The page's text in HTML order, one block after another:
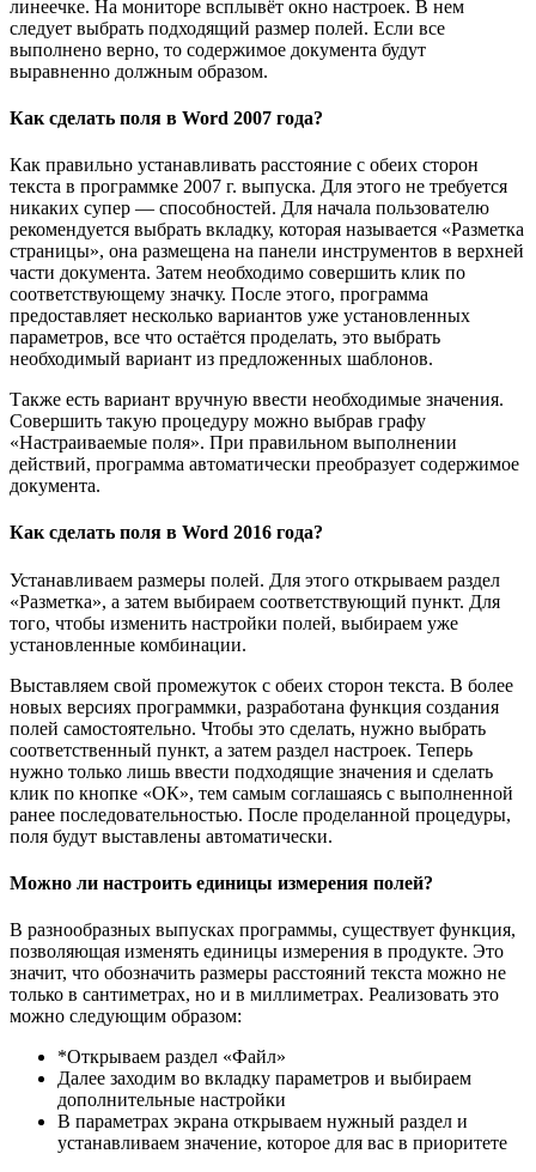
линеечке. На мониторе всплывёт окно настроек. В нем
следует выбрать подходящий размер полей. Если все
выполнено верно, то содержимое документа будут
выравненно должным образом.
Как сделать поля в Word 2007 года?
Как правильно устанавливать расстояние с обеих сторон
текста в программке 2007 г. выпуска. Для этого не требуется
никаких супер — способностей. Для начала пользователю
рекомендуется выбрать вкладку, которая называется «Разметка
страницы», она размещена на панели инструментов в верхней
части документа. Затем необходимо совершить клик по
соответствующему значку. После этого, программа
предоставляет несколько вариантов уже установленных
параметров, все что остаётся проделать, это выбрать
необходимый вариант из предложенных шаблонов.
Также есть вариант вручную ввести необходимые значения.
Совершить такую процедуру можно выбрав графу
«Настраиваемые поля». При правильном выполнении
действий, программа автоматически преобразует содержимое
документа.
Как сделать поля в Word 2016 года?
Устанавливаем размеры полей. Для этого открываем раздел
«Разметка», а затем выбираем соответствующий пункт. Для
того, чтобы изменить настройки полей, выбираем уже
установленные комбинации.
Выставляем свой промежуток с обеих сторон текста. В более
новых версиях программки, разработана функция создания
полей самостоятельно. Чтобы это сделать, нужно выбрать
соответственный пункт, а затем раздел настроек. Теперь
нужно только лишь ввести подходящие значения и сделать
клик по кнопке «ОК», тем самым соглашаясь с выполненной
ранее последовательностью. После проделанной процедуры,
поля будут выставлены автоматически.
Можно ли настроить единицы измерения полей?
В разнообразных выпусках программы, существует функция,
позволяющая изменять единицы измерения в продукте. Это
значит, что обозначить размеры расстояний текста можно не
только в сантиметрах, но и в миллиметрах. Реализовать это
можно следующим образом:
*Открываем раздел «Файл»
Далее заходим во вкладку параметров и выбираем
дополнительные настройки
В параметрах экрана открываем нужный раздел и
устанавливаем значение, которое для вас в приоритете